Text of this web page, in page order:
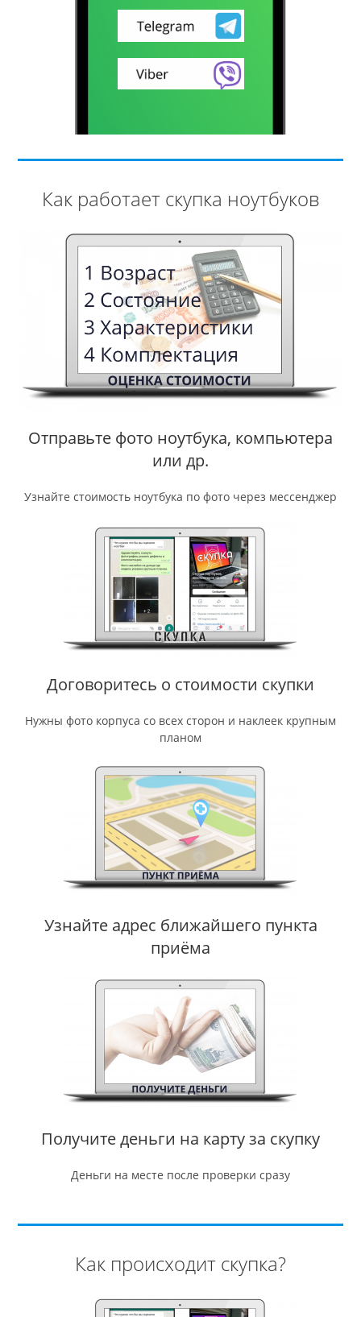
Как работает скупка ноутбуков
Отправьте фото ноутбука, компьютера
или др.
Узнайте стоимость ноутбука по фото через мессенджер
Договоритесь о стоимости скупки
Нужны фото корпуса со всех сторон и наклеек крупным
планом
Узнайте адрес ближайшего пункта
приёма
Получите деньги на карту за скупку
Деньги на месте после проверки сразу
Как происходит скупка?